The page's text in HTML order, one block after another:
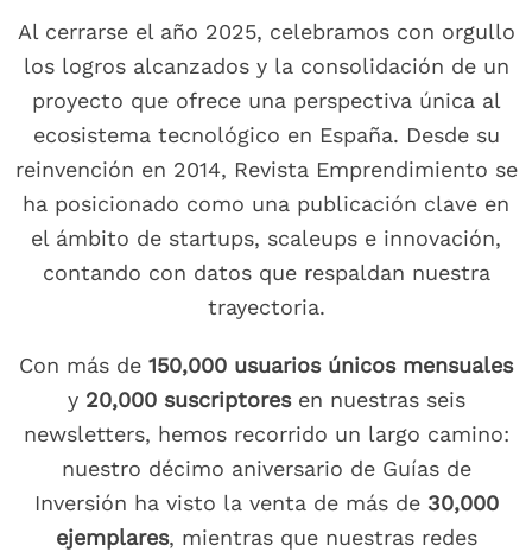
Al cerrarse el año 2025, celebramos con orgullo
los logros alcanzados y la consolidación de un
proyecto que ofrece una perspectiva única al
ecosistema tecnológico en España. Desde su
reinvención en 2014, Revista Emprendimiento se
ha posicionado como una publicación clave en
el ámbito de startups, scaleups e innovación,
contando con datos que respaldan nuestra
trayectoria.
Con más de 150,000 usuarios únicos mensuales
y 20,000 suscriptoresen nuestras seis
newsletters, hemos recorrido un largo camino:
nuestro décimo aniversario de Guías de
Inversión ha visto la venta de más de 30,000
ejemplares, mientras que nuestras redes